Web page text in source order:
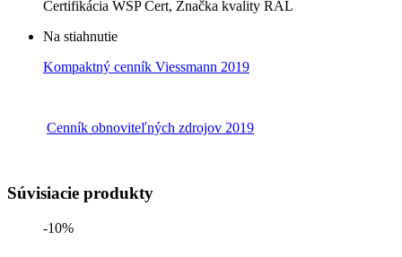
Certifikácia WSP Cert, Značka kvality RAL
Na stiahnutie
Kompaktný cenník Viessmann 2019
Cenník obnoviteľných zdrojov 2019
Súvisiacie produkty
-10%